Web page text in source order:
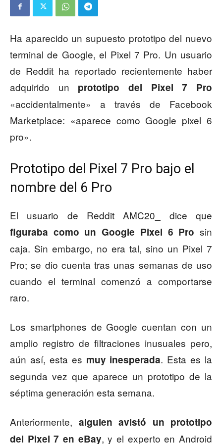
Ha aparecido un supuesto prototipo del nuevo
terminal de Google, el Pixel 7 Pro. Un usuario
de Reddit ha reportado recientemente haber
adquirido un prototipo del Pixel 7 Pro
«accidentalmente» a través de Facebook
Marketplace: «aparece como Google pixel 6
pro».
Prototipo del Pixel 7 Pro bajo el
nombre del 6 Pro
El usuario de Reddit AMC20_ dice que
figuraba como un Google Pixel 6 Pro sin
caja. Sin embargo, no era tal, sino un Pixel 7
Pro; se dio cuenta tras unas semanas de uso
cuando el terminal comenzó a comportarse
raro.
Los smartphones de Google cuentan con un
amplio registro de filtraciones inusuales pero,
aún así, esta es muy inesperada. Esta es la
segunda vez que aparece un prototipo de la
séptima generación esta semana.
Anteriormente, alguien avistó un prototipo
del Pixel 7 en eBay, y el experto en Android